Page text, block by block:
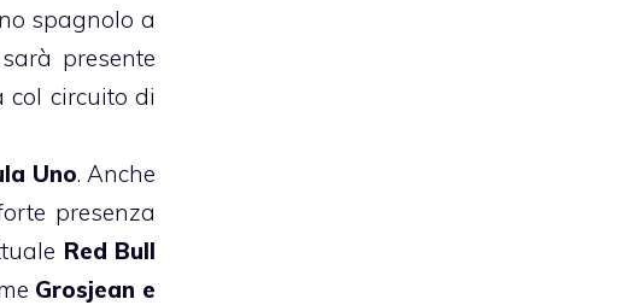
spagnolo a
presente
col circuito di
Uno. Anche
presenza
Red Bull
Grosjean e